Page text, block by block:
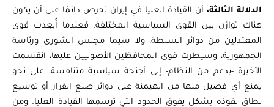
الدلالة الثالثة،أن القيادة العليا في إيران تحرص دائمًا على أن يكون
هناك توازن بين القوى السياسية المختلفة. فعندما أُبعِدت قوى
المعتدلين من دوائر السلطة، ولا سيما مجلس الشورى ورئاسة
الجمهورية، وسيطرت قوى المحافظين الأصوليين عليها، انقسمت
الأخيرة -بدعم من النظام- إلى أجنحة سياسية متنافسة، على نحو
يمنع أي فصيل منها من الهيمنة على دوائر صنع القرار أو توسيع
نطاق نفوذه بشكل يفوق الحدود التي ترسمها القيادة العليا. ومن